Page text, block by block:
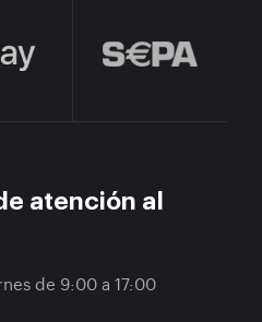
atención al
de 9:00 a 17:00